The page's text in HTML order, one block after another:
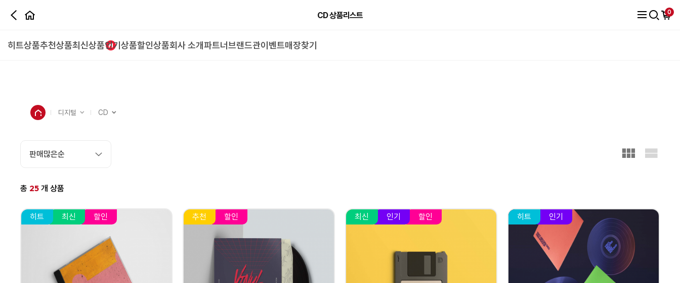
CD 상품리스트
히트상품추천상품최신상품인기상품할인상품회사 소개파트너브랜드관이벤트매장찾기
0
CD 상품리스트
디지털 CD
총 25 개 상품
히트 최신 할인 추천 할인 최신 인기 할인 히트 인기